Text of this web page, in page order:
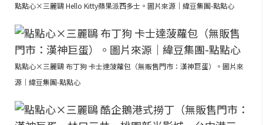
點點心×三麗鷗 Hello Kitty蘋果派西多士。圖片來源｜緯豆集團-點點心
點點心×三麗鷗 布丁狗 卡士達菠蘿包（無販售門市：漢神巨蛋）。圖片來
源｜緯豆集團-點點心